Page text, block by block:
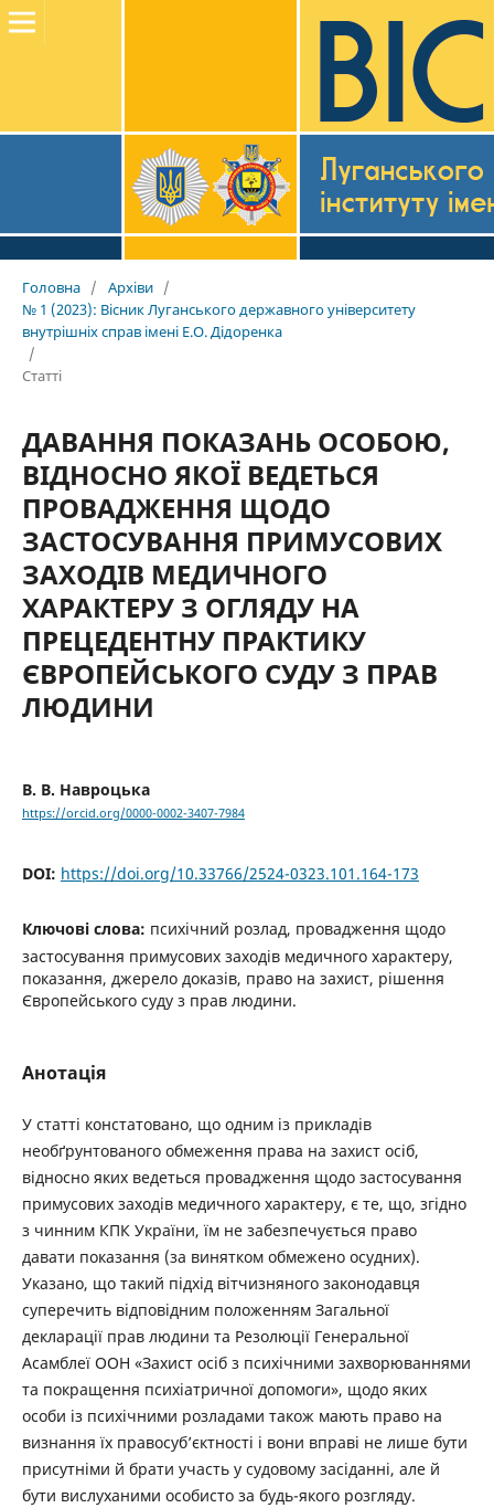
Головна / Архіви /
№ 1 (2023): Вісник Луганського державного університету
внутрішніх справ імені Е.О. Дідоренка
/
Статті
ДАВАННЯ ПОКАЗАНЬ ОСОБОЮ,
ВІДНОСНО ЯКОЇ ВЕДЕТЬСЯ
ПРОВАДЖЕННЯ ЩОДО
ЗАСТОСУВАННЯ ПРИМУСОВИХ
ЗАХОДІВ МЕДИЧНОГО
ХАРАКТЕРУ З ОГЛЯДУ НА
ПРЕЦЕДЕНТНУ ПРАКТИКУ
ЄВРОПЕЙСЬКОГО СУДУ З ПРАВ
ЛЮДИНИ
В. В. Навроцька
https://orcid.org/0000-0002-3407-7984
DOI: https://doi.org/10.33766/2524-0323.101.164-173
Ключові слова: психічний розлад, провадження щодо
застосування примусових заходів медичного характеру,
показання, джерело доказів, право на захист, рішення
Європейського суду з прав людини.
Анотація
У статті констатовано, що одним із прикладів
необґрунтованого обмеження права на захист осіб,
відносно яких ведеться провадження щодо застосування
примусових заходів медичного характеру, є те, що, згідно
з чинним КПК України, їм не забезпечується право
давати показання (за винятком обмежено осудних).
Указано, що такий підхід вітчизняного законодавця
суперечить відповідним положенням Загальної
декларації прав людини та Резолюції Генеральної
Асамблеї ООН «Захист осіб з психічними захворюваннями
та покращення психіатричної допомоги», щодо яких
особи із психічними розладами також мають право на
визнання їх правосуб’єктності і вони вправі не лише бути
присутніми й брати участь у судовому засіданні, але й
бути вислуханими особисто за будь-якого розгляду.